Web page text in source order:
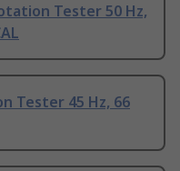
Tester 50 Hz,
Tester 45 Hz, 66